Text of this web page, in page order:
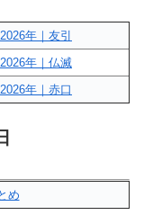
2026年｜友引
2026年｜仏滅
2026年｜赤口
め